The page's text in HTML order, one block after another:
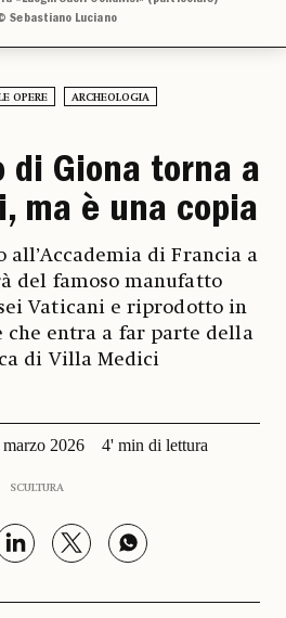
Sebastiano Luciano
OPERE ARCHEOLOGIA
di Giona torna a
ma è una copia
all’Accademia di Francia a
del famoso manufatto
Vaticani e riprodotto in
che entra a far parte della
di Villa Medici
2026 4' min di lettura
SCULTURA